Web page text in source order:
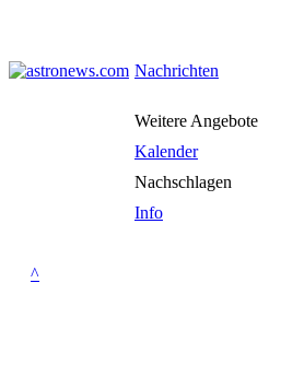
Nachrichten
Weitere Angebote
Kalender
Nachschlagen
Info
^